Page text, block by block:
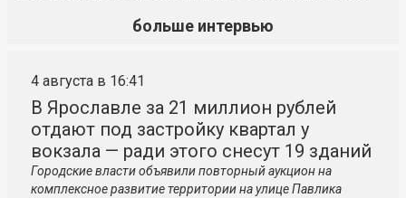
больше интервью
4 августа в 16:41
В Ярославле за 21 миллион рублей
отдают под застройку квартал у
вокзала — ради этого снесут 19 зданий
Городские власти объявили повторный аукцион на
комплексное развитие территории на улице Павлика